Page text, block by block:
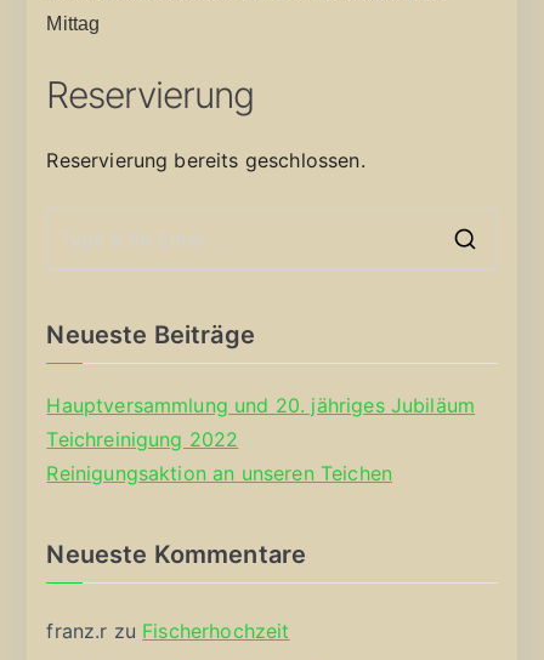
Mittag
Reservierung
Reservierung bereits geschlossen.
Neueste Beiträge
Hauptversammlung und 20. jähriges Jubiläum
Teichreinigung 2022
Reinigungsaktion an unseren Teichen
Neueste Kommentare
franz.r zu Fischerhochzeit